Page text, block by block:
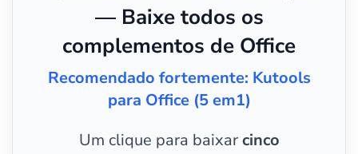
— Baixe todos os
complementos de Office
Recomendado fortemente: Kutools
para Office (5 em1)
Um clique para baixarcinco